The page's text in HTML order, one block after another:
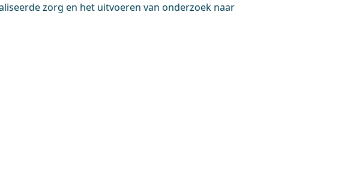
zorg en het uitvoeren van onderzoek naar